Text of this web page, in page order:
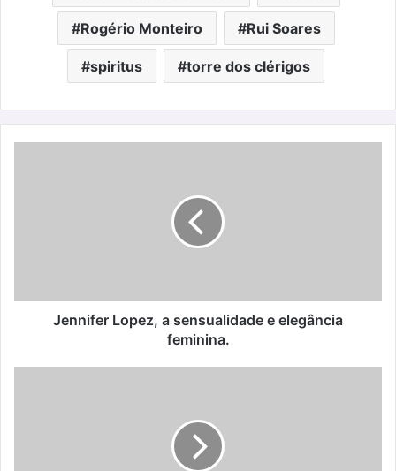
Rogério Monteiro Rui Soares
spiritus torre dos clérigos
Jennifer Lopez, a sensualidade e elegância
feminina.